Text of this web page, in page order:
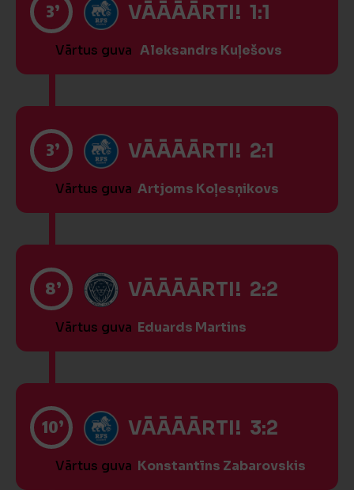
3’ VĀĀĀĀRTI! 1:1
Vārtus guva Aleksandrs Kuļešovs
3’ VĀĀĀĀRTI! 2:1
Vārtus guva Artjoms Koļesņikovs
8’ VĀĀĀĀRTI! 2:2
Vārtus guva Eduards Martins
10’ VĀĀĀĀRTI! 3:2
Vārtus guva Konstantīns Zabarovskis